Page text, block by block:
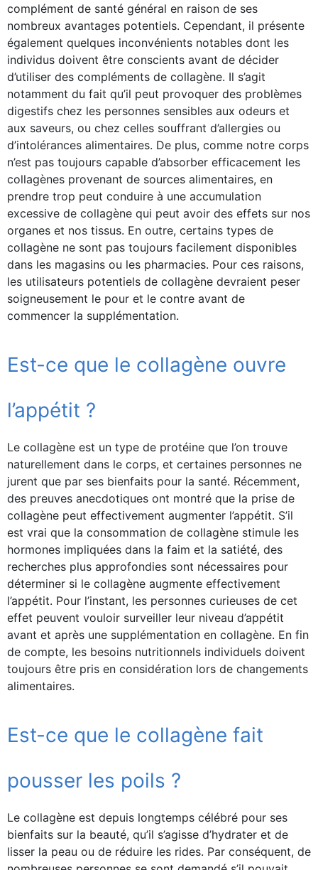
complément de santé général en raison de ses
nombreux avantages potentiels. Cependant, il présente
également quelques inconvénients notables dont les
individus doivent être conscients avant de décider
d’utiliser des compléments de collagène. Il s’agit
notamment du fait qu’il peut provoquer des problèmes
digestifs chez les personnes sensibles aux odeurs et
aux saveurs, ou chez celles souffrant d’allergies ou
d’intolérances alimentaires. De plus, comme notre corps
n’est pas toujours capable d’absorber efficacement les
collagènes provenant de sources alimentaires, en
prendre trop peut conduire à une accumulation
excessive de collagène qui peut avoir des effets sur nos
organes et nos tissus. En outre, certains types de
collagène ne sont pas toujours facilement disponibles
dans les magasins ou les pharmacies. Pour ces raisons,
les utilisateurs potentiels de collagène devraient peser
soigneusement le pour et le contre avant de
commencer la supplémentation.
Est-ce que le collagène ouvre
l’appétit ?
Le collagène est un type de protéine que l’on trouve
naturellement dans le corps, et certaines personnes ne
jurent que par ses bienfaits pour la santé. Récemment,
des preuves anecdotiques ont montré que la prise de
collagène peut effectivement augmenter l’appétit. S’il
est vrai que la consommation de collagène stimule les
hormones impliquées dans la faim et la satiété, des
recherches plus approfondies sont nécessaires pour
déterminer si le collagène augmente effectivement
l’appétit. Pour l’instant, les personnes curieuses de cet
effet peuvent vouloir surveiller leur niveau d’appétit
avant et après une supplémentation en collagène. En fin
de compte, les besoins nutritionnels individuels doivent
toujours être pris en considération lors de changements
alimentaires.
Est-ce que le collagène fait
pousser les poils ?
Le collagène est depuis longtemps célébré pour ses
bienfaits sur la beauté, qu’il s’agisse d’hydrater et de
lisser la peau ou de réduire les rides. Par conséquent, de